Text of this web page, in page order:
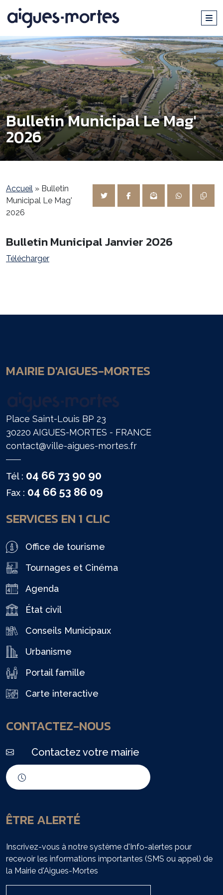
Bulletin Municipal Le Mag'
2026
Accueil » Bulletin
Municipal Le Mag'
2026
Bulletin Municipal Janvier 2026
Télécharger
MAIRIE D'AIGUES-MORTES
Place Saint-Louis BP 23
30220 AIGUES-MORTES - FRANCE
contact@ville-aigues-mortes.fr
Tél : 04 66 73 90 90
Fax : 04 66 53 86 09
SERVICES EN 1 CLIC
Office de tourisme
Tournages et Cinéma
Agenda
État civil
Conseils Municipaux
Urbanisme
Portail famille
Carte interactive
CONTACTEZ-NOUS
Contactez votre mairie
ÊTRE ALERTÉ
Inscrivez-vous à notre système d'Info-alertes pour
recevoir les informations importantes (SMS ou appel) de
la Mairie d'Aigues-Mortes